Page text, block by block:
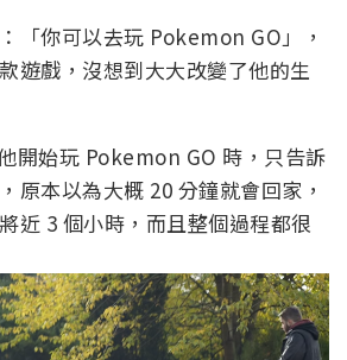
「你可以去玩 Pokemon GO」，
遊戲，沒想到大大改變了他的生
開始玩 Pokemon GO 時，只告訴
原本以為大概 20 分鐘就會回家，
近 3 個小時，而且整個過程都很